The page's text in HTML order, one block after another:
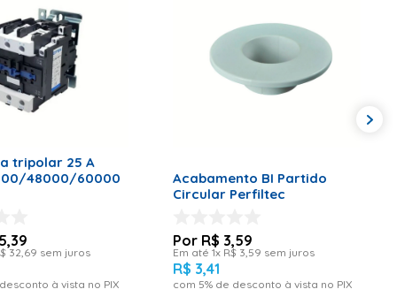
tripolar 25 A
48000/60000
,39
32 69 sem juros
à vista no PIX
Acabamento BI Partido
Circular Perfiltec
R$ 3,59
Em até 1x R$ 3 59 sem juros
R$ 3,41
com 5% de desconto à vista no PIX